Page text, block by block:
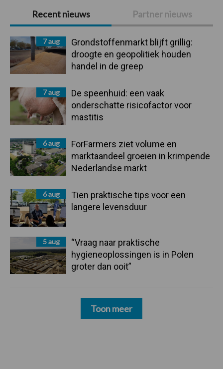
Primaire
Sidebar
Recent nieuws Partner nieuws
7 aug
Grondstoffenmarkt blijft grillig:
droogte en geopolitiek houden
handel in de greep
7 aug
De speenhuid: een vaak
onderschatte risicofactor voor
mastitis
6 aug
ForFarmers ziet volume en
marktaandeel groeien in krimpende
Nederlandse markt
6 aug
Tien praktische tips voor een
langere levensduur
5 aug
“Vraag naar praktische
hygieneoplossingen is in Polen
groter dan ooit”
Toon meer